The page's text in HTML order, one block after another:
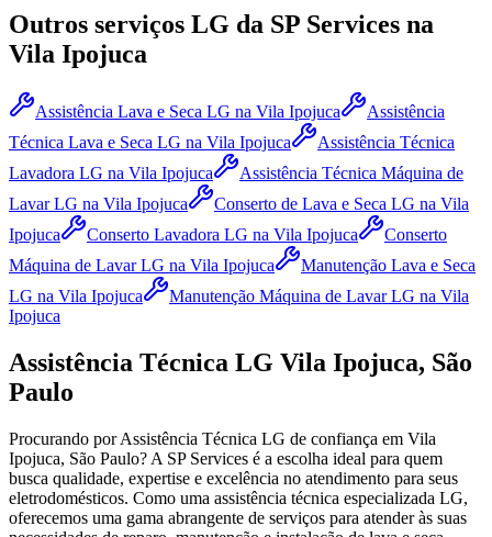
Outros serviços LG da SP Services na
Vila Ipojuca
Assistência Lava e Seca LG na Vila Ipojuca
Assistência
Técnica Lava e Seca LG na Vila Ipojuca
Assistência Técnica
Lavadora LG na Vila Ipojuca
Assistência Técnica Máquina de
Lavar LG na Vila Ipojuca Conserto de Lava e Seca LG na Vila
Ipojuca
Conserto Lavadora LG na Vila Ipojuca
Conserto
Máquina de Lavar LG na Vila Ipojuca
Manutenção Lava e Seca
LG na Vila Ipojuca Manutenção Máquina de Lavar LG na Vila
Ipojuca
Assistência Técnica LG Vila Ipojuca, São
Paulo
Procurando por Assistência Técnica LG de confiança em Vila
Ipojuca, São Paulo? A SP Services é a escolha ideal para quem
busca qualidade, expertise e excelência no atendimento para seus
eletrodomésticos. Como uma assistência técnica especializada LG,
oferecemos uma gama abrangente de serviços para atender às suas